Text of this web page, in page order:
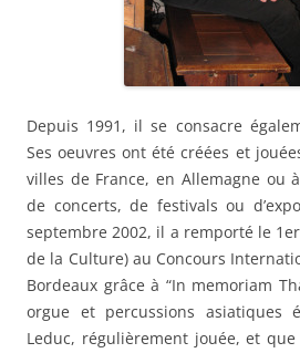
Depuis 1991, il se consacre
Ses oeuvres ont été créées et
villes de France, en Allemagne ou
de concerts, de festivals ou
septembre 2002, il a remporté le
de la Culture) au Concours
Bordeaux grâce à “In memoriam
orgue et percussions asiatiques
Leduc, régulièrement jouée, et